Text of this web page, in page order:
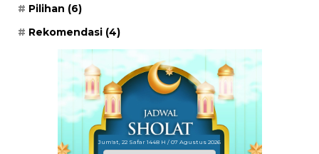
Pilihan (6)
Rekomendasi (4)
Jum'at, 22 Safar 1448 H / 07 Agustus 2026